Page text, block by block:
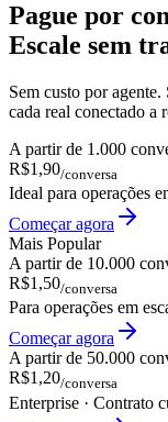
Pague por
Escale sem
Sem custo por
cada real conectado a
A partir de 1.000
R$1,90/conversa
Ideal para operações
Começar agora
Mais Popular
A partir de 10.000
R$1,50/conversa
Para operações em
Começar agora
A partir de 50.000
R$1,20/conversa
Enterprise · Contrato